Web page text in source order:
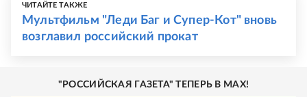
ЧИТАЙТЕ ТАКЖЕ
Мультфильм "Леди Баг и Супер-Кот" вновь
возглавил российский прокат
"РОССИЙСКАЯ ГАЗЕТА" ТЕПЕРЬ В MAX!